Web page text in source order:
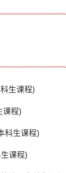
生课程)
课程)
科生课程)
课程)